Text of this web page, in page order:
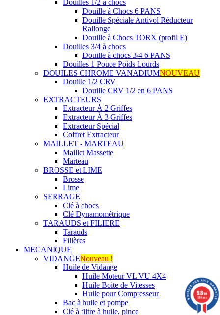
Douilles 1/2 à chocs
Douille à Chocs 6 PANS
Douille Spéciale Antivol Réducteur
Rallonge
Douille à Chocs TORX (profil E)
Douilles 3/4 à chocs
Douille à chocs 3/4 6 PANS
Douilles 1 Pouce Poids Lourds
DOUILES CHROME VANADIUMNOUVEAU
Douille 1/2 CRV
Douille CRV 1/2 en 6 PANS
EXTRACTEURS
Extracteur À 2 Griffes
Extracteur À 3 Griffes
Extracteur Spécial
Coffret Extracteur
MAILLET - MARTEAU
Maillet Massette
Marteau
BROSSE et LIME
Brosse
Lime
SERRAGE
Clé à chocs
Clé Dynamométrique
TARAUDS et FILIERE
Tarauds
Filières
MECANIQUE
VIDANGENouveau !
Huile de Vidange
Huile Moteur VL VU 4X4
Huile Boite de Vitesses
Huile pour Compresseur
Bac à huile et pompe
Clé à filtre à huile, pince
9.8/10
1034 avis